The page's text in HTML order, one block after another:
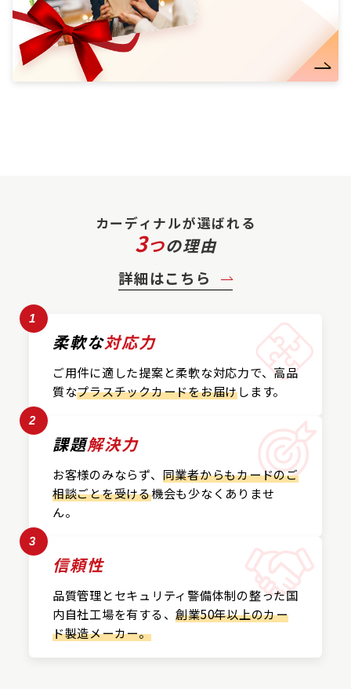
カーディナルが選ばれる
3つの理由
詳細はこちら
1
柔軟な対応力
ご用件に適した提案と柔軟な対応力で、高品
質なプラスチックカードをお届けします。
2
課題解決力
お客様のみならず、 同業者からもカードのご
相談ごとを受ける機会も少なくありませ
ん。
3
信頼性
品質管理とセキュリティ警備体制の整った国
内自社工場を有する、創業50年以上のカー
ド製造メーカー。